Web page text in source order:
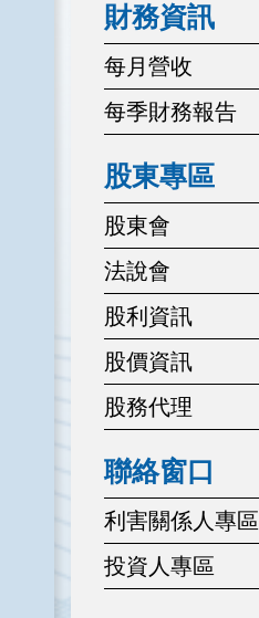
財務資訊
每月營收
每季財務報告
股東專區
股東會
法說會
股利資訊
股價資訊
股務代理
聯絡窗口
利害關係人專區
投資人專區